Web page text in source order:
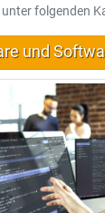
unter folgenden
und